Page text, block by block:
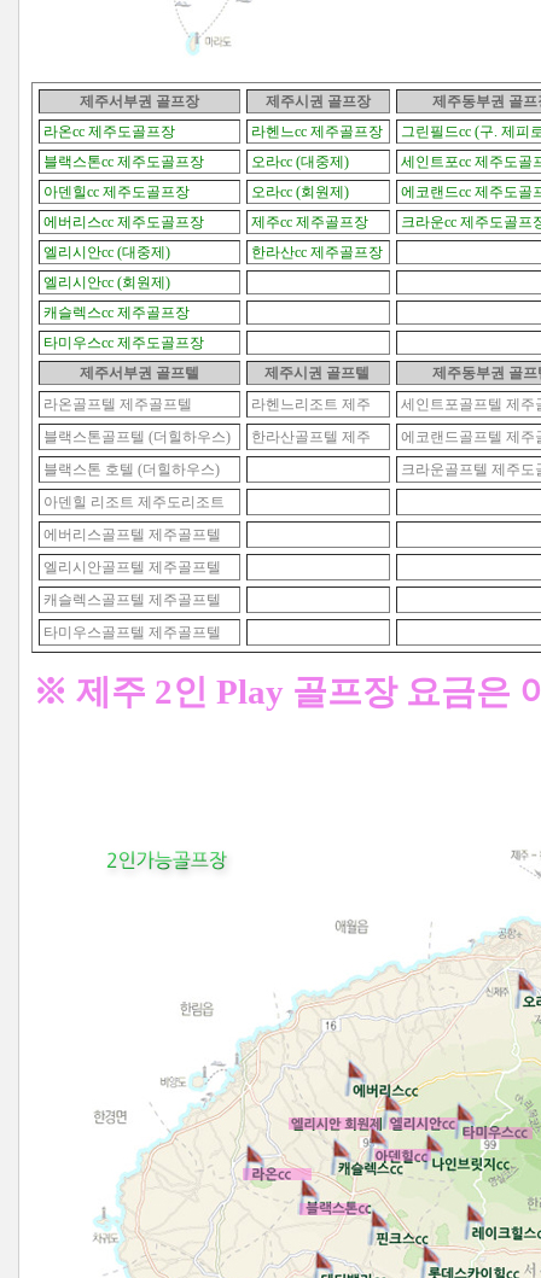
제주서부권 골프장 제주시권 골프장 제주동부권 골프
라온cc 제주도골프장
라헨느cc 제주골프장
그린필드cc (구. 제피
블랙스톤cc 제주도골프장
오라cc (대중제)
세인트포cc 제주도골
아덴힐cc 제주도골프장
오라cc (회원제)
에코랜드cc 제주도골
에버리스cc 제주도골프장
제주cc 제주골프장
크라운cc 제주도골프
엘리시안cc (대중제)
한라산cc 제주골프장
엘리시안cc (회원제)
캐슬렉스cc 제주골프장
타미우스cc 제주도골프장
제주서부권 골프텔
제주시권 골프텔 제주동부권 골프
라온골프텔 제주골프텔
라헨느리조트 제주
세인트포골프텔 제주
블랙스톤골프텔 (더힐하우스)
한라산골프텔 제주
에코랜드골프텔 제주
블랙스톤 호텔 (더힐하우스)
크라운골프텔 제주도
아덴힐 리조트 제주도리조트
에버리스골프텔 제주골프텔
엘리시안골프텔 제주골프텔
캐슬렉스골프텔 제주골프텔
타미우스골프텔 제주골프텔
※ 제주 2인 Play 골프장 요금은